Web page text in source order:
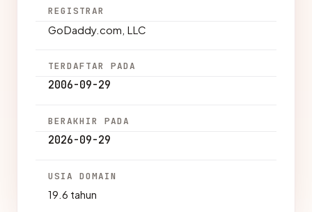
REGISTRAR
GoDaddy.com, LLC
TERDAFTAR PADA
2006-09-29
BERAKHIR PADA
2026-09-29
USIA DOMAIN
19.6 tahun